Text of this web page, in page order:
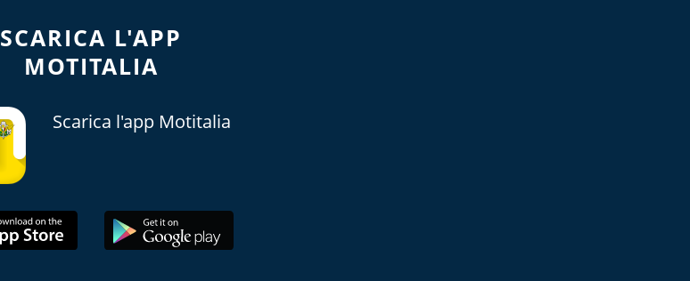
SCARICA L'APP
MOTITALIA
Scarica l'app Motitalia